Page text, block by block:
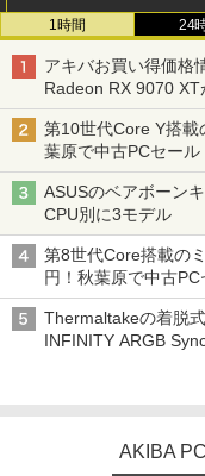
1時間 24
アキバお買い得価格
Radeon RX 9070 XT
型モニターが9,801
第10世代Core Y搭載
葉原で中古PCセール
ASUSのベアボーン
CPU別に3モデル
第8世代Core搭載の
円！秋葉原で中古PC
Thermaltakeの着脱
INFINITY ARGB
AKIBA